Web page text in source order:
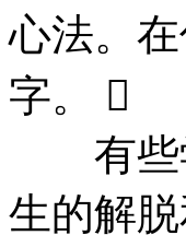
心法。
字。 
有些学
生的解